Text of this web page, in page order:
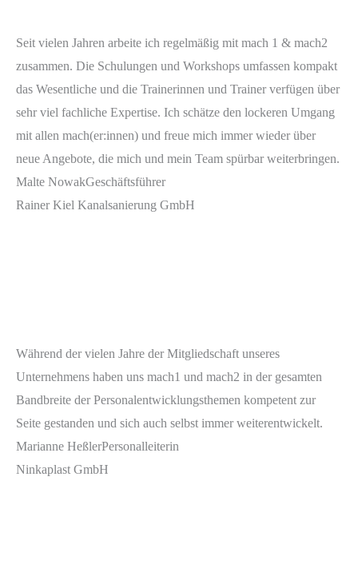
Seit vielen Jahren arbeite ich regelmäßig mit mach 1 & mach2
zusammen. Die Schulungen und Workshops umfassen kompakt
das Wesentliche und die Trainerinnen und Trainer verfügen über
sehr viel fachliche Expertise. Ich schätze den lockeren Umgang
mit allen mach(er:innen) und freue mich immer wieder über
neue Angebote, die mich und mein Team spürbar weiterbringen.
Malte NowakGeschäftsführer
Rainer Kiel Kanalsanierung GmbH
Während der vielen Jahre der Mitgliedschaft unseres
Unternehmens haben uns mach1 und mach2 in der gesamten
Bandbreite der Personalentwicklungsthemen kompetent zur
Seite gestanden und sich auch selbst immer weiterentwickelt.
Marianne HeßlerPersonalleiterin
Ninkaplast GmbH